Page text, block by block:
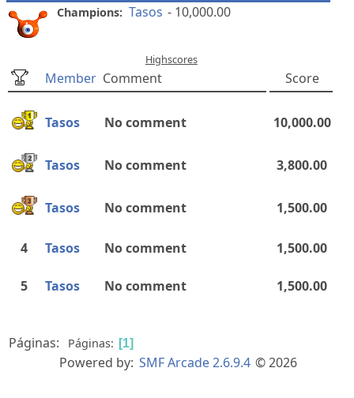
Champions: Tasos - 10,000.00
Highscores
Member Comment Score
Tasos No comment 10,000.00
Tasos No comment 3,800.00
Tasos No comment 1,500.00
4 Tasos No comment 1,500.00
5 Tasos No comment 1,500.00
Páginas: Páginas 1
Powered by: SMF Arcade 2.6.9.4 © 2026